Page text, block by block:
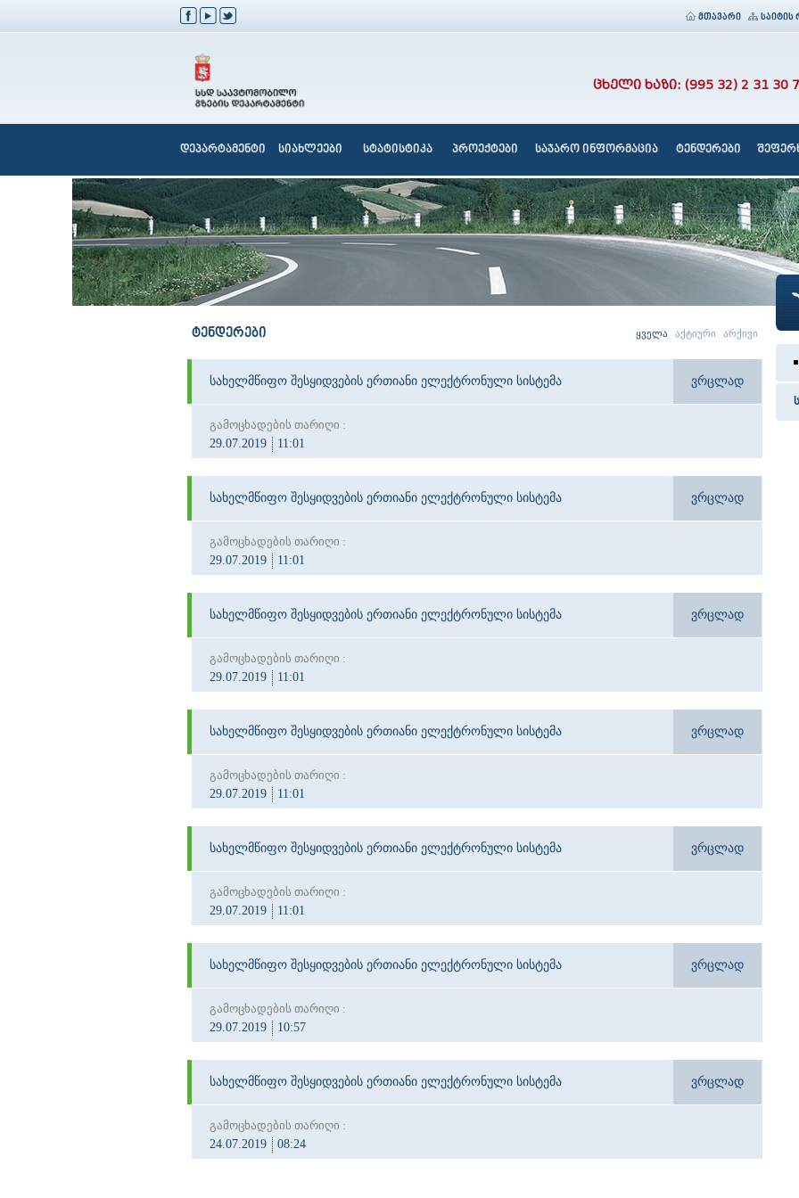
მთავარი საიტის
ცხელი ხაზი: (995 32) 2 31 30
დეპარტამენტი სიახლეები სტატისტიკა პროექტები საჯარო ინფორმაცია ტენდერები
ტენდერები ყველა აქტიური არქივი
სახელმწიფო შესყიდვების ერთიანი ელექტრონული სისტემა ვრცლად
გამოცხადების თარიღი :
29.07.2019
11:01
სახელმწიფო შესყიდვების ერთიანი ელექტრონული სისტემა ვრცლად
გამოცხადების თარიღი :
29.07.2019
11:01
სახელმწიფო შესყიდვების ერთიანი ელექტრონული სისტემა ვრცლად
გამოცხადების თარიღი :
29.07.2019
11:01
სახელმწიფო შესყიდვების ერთიანი ელექტრონული სისტემა ვრცლად
გამოცხადების თარიღი :
29.07.2019
11:01
სახელმწიფო შესყიდვების ერთიანი ელექტრონული სისტემა ვრცლად
გამოცხადების თარიღი :
29.07.2019
11:01
სახელმწიფო შესყიდვების ერთიანი ელექტრონული სისტემა ვრცლად
გამოცხადების თარიღი :
29.07.2019
10:57
სახელმწიფო შესყიდვების ერთიანი ელექტრონული სისტემა ვრცლად
გამოცხადების თარიღი :
24.07.2019
08:24